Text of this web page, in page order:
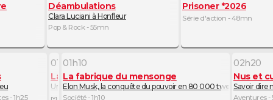
Déambulations
Clara Luciani à Honfleur
Pop & Rock - 55mn
Prisoner *2026
Série d'action - 48mn
- 1h25
01h05
La p'tite librairie
Une vie entière, de Robert Seethaler
Magazine littéraire - 5mn
01h10
La fabrique du mensonge
Elon Musk, la conquête du pouvoir en 80 000 tweets
Société - 1h10
02h20
Nus et
Savoir dire
Aventures -